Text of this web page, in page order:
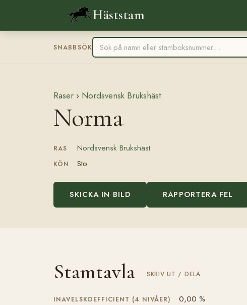
Häststam
SNABBSÖK
Raser › Nordsvensk Brukshäst
Norma
RAS Nordsvensk Brukshäst
KÖN Sto
SKICKA IN BILD RAPPORTERA FEL
Stamtavla SKRIV UT / DELA
INAVELSKOEFFICIENT (4 NIVÅER) 0,00 %